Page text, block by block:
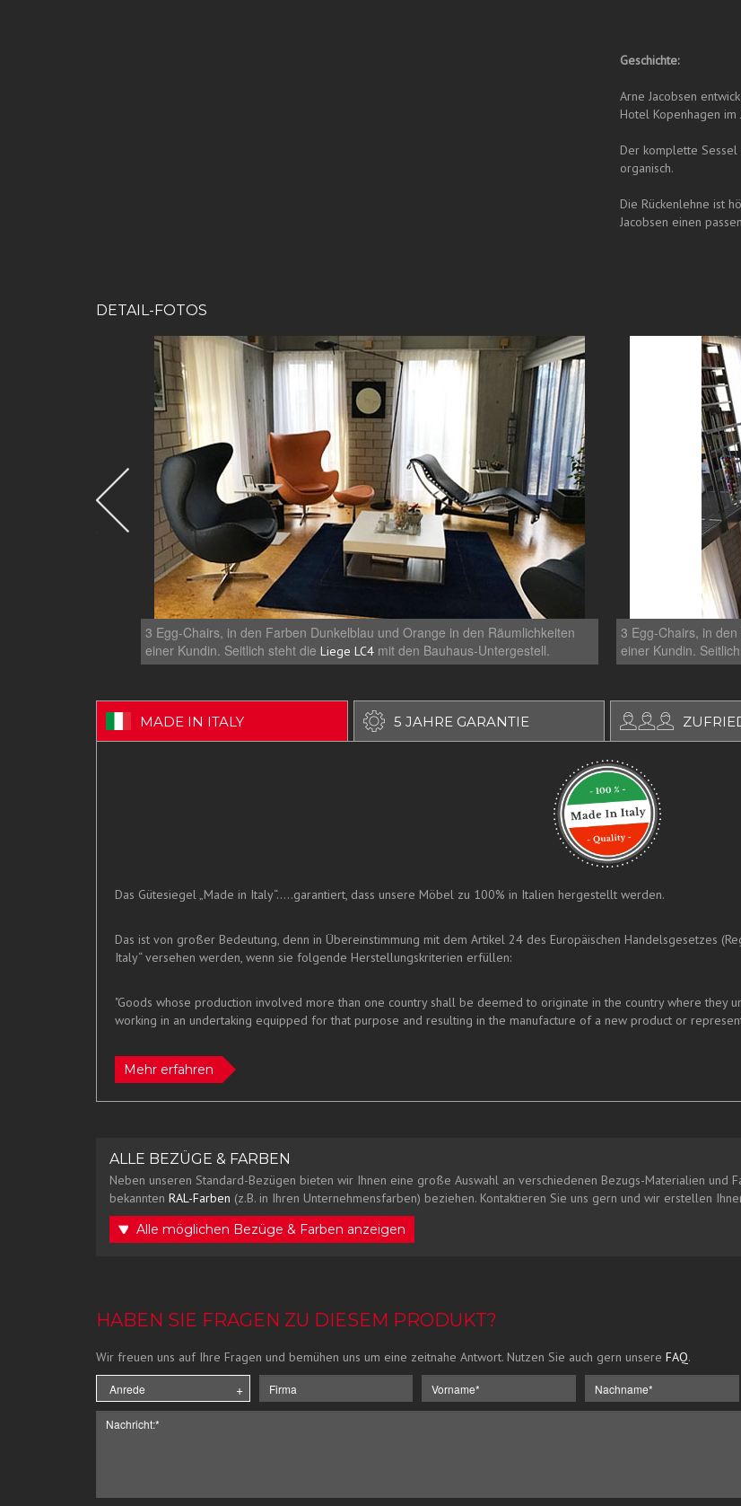
Geschichte:
Arne Jacobsen
Hotel Kopenhagen im
Der komplette
organisch.
Die Rückenlehne ist
Jacobsen einen
DETAIL-FOTOS
3 Egg-Chairs, in den Farben Dunkelblau und Orange in den Räumlichkeiten
einer Kundin. Seitlich steht die Liege LC4 mit den Bauhaus-Untergestell.
3 Egg-Chairs, in den
einer Kundin.
MADE IN ITALY 5 JAHRE GARANTIE
Das Gütesiegel „Made in Italy“.....garantiert, dass unsere Möbel zu 100% in Italien hergestellt werden.
Das ist von großer Bedeutung, denn in Übereinstimmung mit dem Artikel 24 des Europäischen Handelsgesetzes
Italy“ versehen werden, wenn sie folgende Herstellungskriterien erfüllen:
"Goods whose production involved more than one country shall be deemed to originate in the country where they
working in an undertaking equipped for that purpose and resulting in the manufacture of a new product or
Mehr erfahren
ALLE BEZÜGE & FARBEN
Neben unseren Standard-Bezügen bieten wir Ihnen eine große Auswahl an verschiedenen Bezugs-Materialien und
bekannten RAL-Farben (z.B. in Ihren Unternehmensfarben) beziehen. Kontaktieren Sie uns gern und wir erstellen
Alle möglichen Bezüge & Farben anzeigen
HABEN SIE FRAGEN ZU DIESEM PRODUKT?
Wir freuen uns auf Ihre Fragen und bemühen uns um eine zeitnahe Antwort. Nutzen Sie auch gern unsere FAQ.